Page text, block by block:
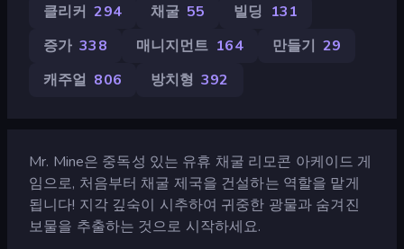
클리커 294 채굴 55 빌딩 131
증가 338 매니지먼트 164 만들기 29
캐주얼 806 방치형 392
Mr. Mine은 중독성 있는 유휴 채굴 리모콘 아케이드 게
임으로, 처음부터 채굴 제국을 건설하는 역할을 맡게
됩니다! 지각 깊숙이 시추하여 귀중한 광물과 숨겨진
보물을 추출하는 것으로 시작하세요.